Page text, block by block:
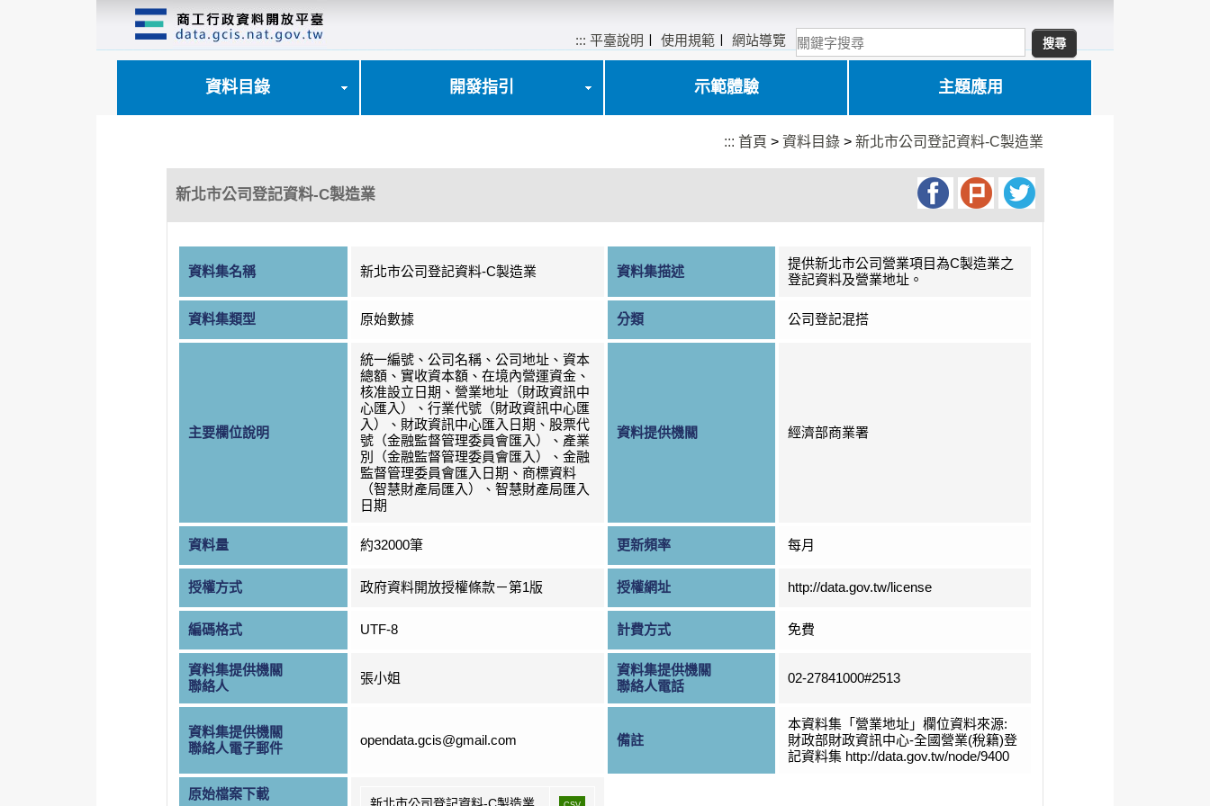
::: 平臺說明 〡使用規範 〡網站導覽
資料目錄 開發指引 示範體驗 主題應用
::: 首頁 >資料目錄 >新北市公司登記資料-C製造業
新北市公司登記資料-C製造業
資料集名稱 新北市公司登記資料-C製造業 資料集描述
提供新北市公司營業項目為C製造業之
登記資料及營業地址。
資料集類型 原始數據 分類 公司登記混搭
主要欄位說明
統一編號、公司名稱、公司地址、資本
總額、實收資本額、在境內營運資金、
核准設立日期、營業地址（財政資訊中
心匯入）、行業代號（財政資訊中心匯
入）、財政資訊中心匯入日期、股票代
號（金融監督管理委員會匯入）、產業
別（金融監督管理委員會匯入）、金融
監督管理委員會匯入日期、商標資料
（智慧財產局匯入）、智慧財產局匯入
日期
資料提供機關 經濟部商業署
資料量 約32000筆 更新頻率 每月
授權方式 政府資料開放授權條款－第1版 授權網址 http://data.gov.tw/license
編碼格式 UTF-8 計費方式 免費
資料集提供機關
聯絡人
張小姐
資料集提供機關
聯絡人電話
02-27841000#2513
資料集提供機關
聯絡人電子郵件
opendata.gcis@gmail.com 備註
本資料集「營業地址」欄位資料來源:
財政部財政資訊中心-全國營業(稅籍)登
記資料集 http://data.gov.tw/node/9400
原始檔案下載